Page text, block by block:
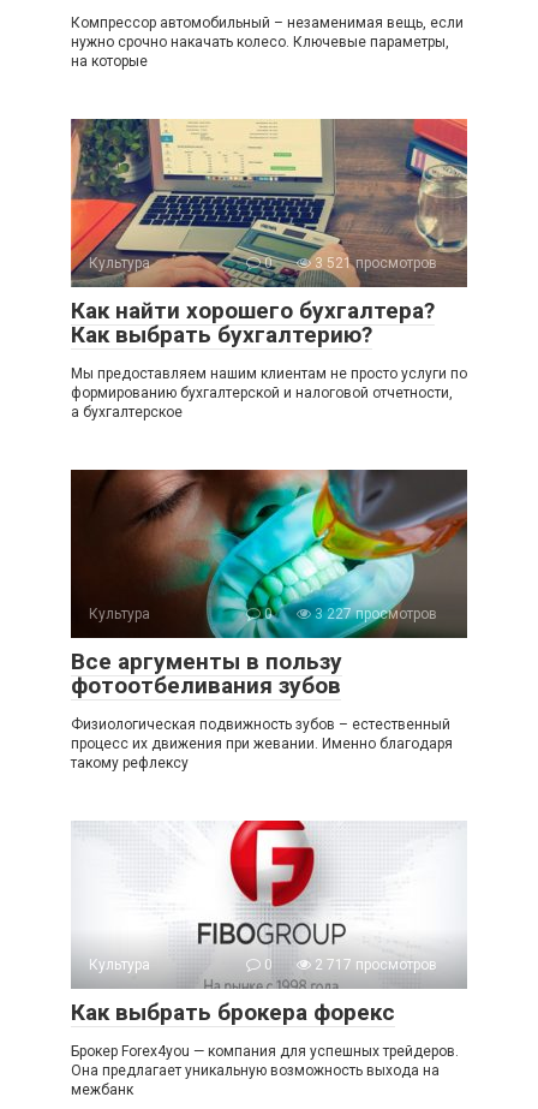
Компрессор автомобильный – незаменимая вещь, если
нужно срочно накачать колесо. Ключевые параметры,
на которые
Культура 0 3 521 просмотров
Как найти хорошего бухгалтера?
Как выбрать бухгалтерию?
Мы предоставляем нашим клиентам не просто услуги по
формированию бухгалтерской и налоговой отчетности,
а бухгалтерское
Культура 0 3 227 просмотров
Все аргументы в пользу
фотоотбеливания зубов
Физиологическая подвижность зубов – естественный
процесс их движения при жевании. Именно благодаря
такому рефлексу
Культура 0 2 717 просмотров
Как выбрать брокера форекс
Брокер Forex4you — компания для успешных трейдеров.
Она предлагает уникальную возможность выхода на
межбанк